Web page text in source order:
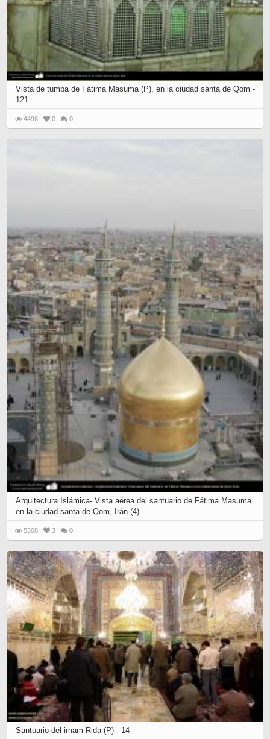
Vista de tumba de Fátima Masuma (P), en la ciudad santa de Qom -
121
4496 0 0
Arquitectura Islámica- Vista aérea del santuario de Fátima Masuma
en la ciudad santa de Qom, Irán (4)
5308 3 0
Santuario del imam Rida (P) - 14